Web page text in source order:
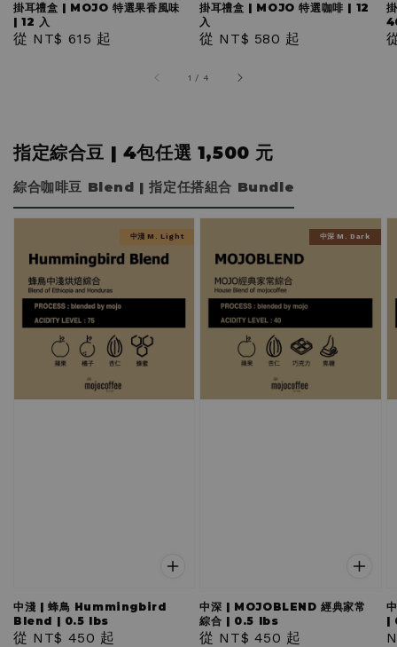
掛耳禮盒 | MOJO 特選果香風味
| 12 入
Regular
從 NT$ 615 起
掛耳禮盒 | MOJO 特選咖啡 | 12
入
Regular
從 NT$ 580 起
1 / 4
指定綜合豆 | 4包任選 1,500 元
綜合咖啡豆 Blend | 指定任搭組合 Bundle
中淺 M. Light
中淺 | 蜂鳥 Hummingbird
Blend | 0.5 lbs
Regular
從 NT$ 450 起
中深 M. Dark
中深 | MOJOBLEND 經典家常
綜合 | 0.5 lbs
Regular
從 NT$ 450 起
|